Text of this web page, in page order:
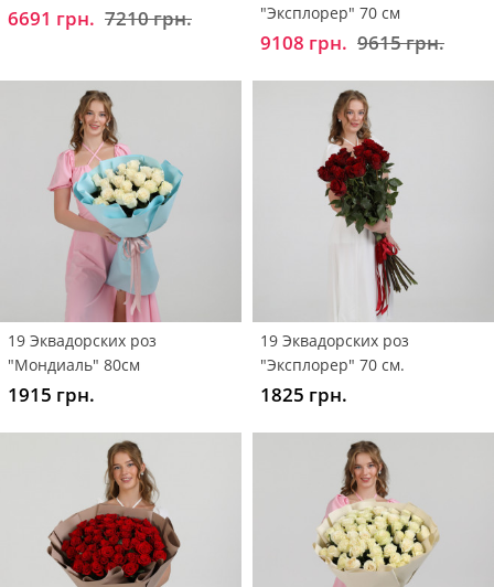
6691 грн. 7210 грн.
"Эксплорер" 70 см
9108 грн. 9615 грн.
19 Эквадорских роз
"Мондиаль" 80см
1915 грн.
19 Эквадорских роз
"Эксплорер" 70 см.
1825 грн.